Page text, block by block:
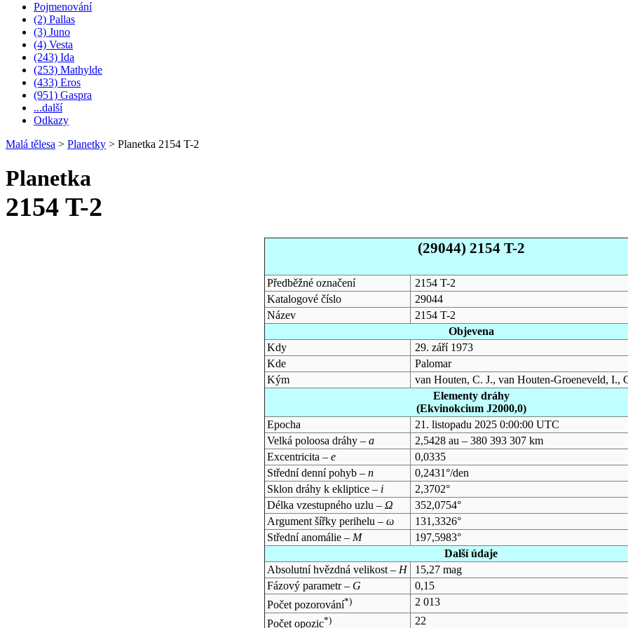
Pojmenování
(2) Pallas
(3) Juno
(4) Vesta
(243) Ida
(253) Mathylde
(433) Eros
(951) Gaspra
...další
Odkazy
Malá tělesa > Planetky > Planetka 2154 T-2
Planetka
2154 T-2
(29044) 2154 T-2
Předběžné označení
2154 T-2
Katalogové číslo
29044
Název
2154 T-2
Objevena
Kdy
29. září 1973
Kde
Palomar
Kým
van Houten, C. J., van Houten-Groeneveld, I.,
Elementy dráhy
(Ekvinokcium J2000,0)
Epocha
21. listopadu 2025 0:00:00 UTC
Velká poloosa dráhy –a
2,5428 au – 380 393 307 km
Excentricita –e
0,0335
Střední denní pohyb –n
0,2431°/den
Sklon dráhy k ekliptice – i
2,3702°
Délka vzestupného uzlu –Ω
352,0754°
Argument šířky perihelu –ω
131,3326°
Střední anomálie – M
197,5983°
Další údaje
Absolutní hvězdná velikost – H
15,27 mag
Fázový parametr – G
0,15
Počet pozorování*)
2 013
Počet opozic*)
22